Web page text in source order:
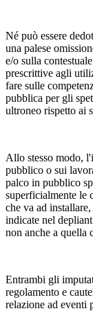
Né può essere
una palese
e/o sulla
prescrittive agli
fare sulle
pubblica per gli
ultroneo rispetto ai
Allo stesso modo,
pubblico o sui
palco in pubblico
superficialmente le
che va ad
indicate nel
non anche a quella
Entrambi gli
regolamento e
relazione ad eventi